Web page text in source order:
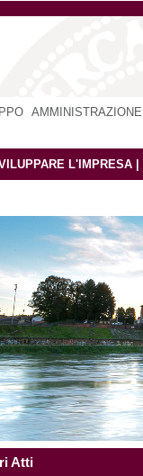
L'IMPRESA
Atti